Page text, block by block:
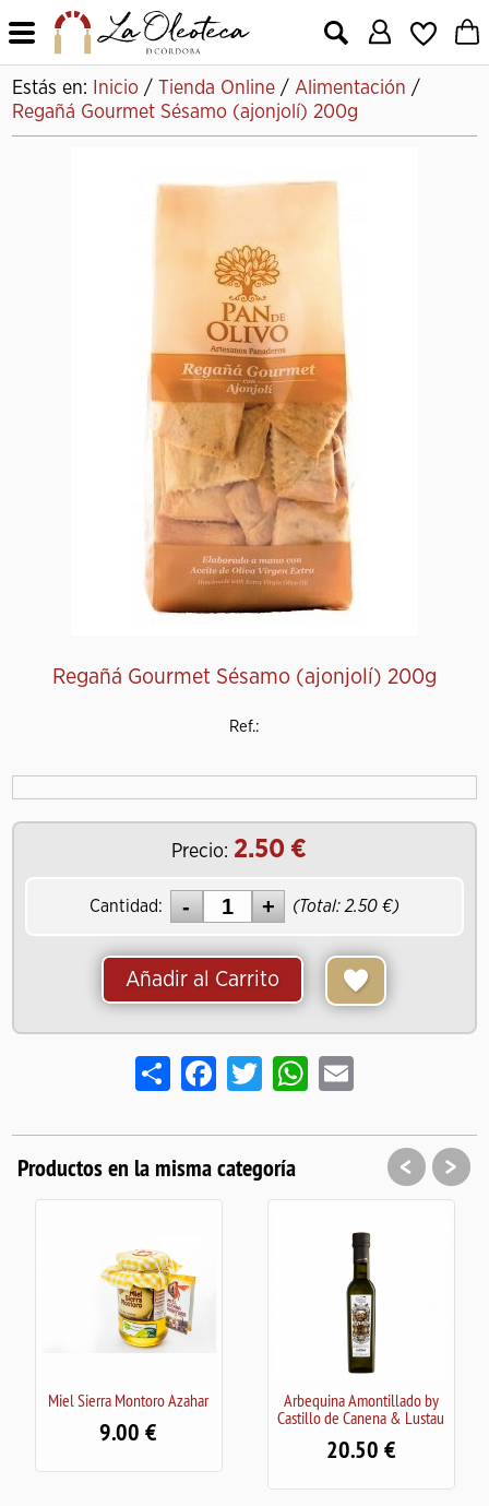
X
Estás en: Inicio / Tienda Online /Alimentación /
Regañá Gourmet Sésamo (ajonjolí) 200g
Regañá Gourmet Sésamo (ajonjolí) 200g
Ref.:
Precio: 2.50
Cantidad: (Total: 2.50)
Añadir al Carrito
ShareFacebook
TwitterWhatsApp
Email
Productos en la misma categoría
Azahar
Arbequina Amontillado by
Castillo de Canena & Lustau
Mermelada de
Oliva Virgen Extra
< >